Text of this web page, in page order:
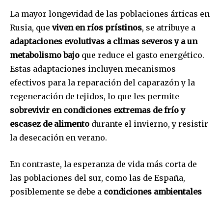
Para suscribirte, solo escribe tu dirección de correo eletrónico
y da click en el botón de "suscribir". No te preocupes,
respetamos tu privacidad y no enviaremos correo basura a tu
INBOX. Tu información está segura con nosotros.
SUSCRIBIR
Acepto laPolítica de Privacidad
32,111
Seguidores
32,214
Seguidores
11,243
Seguidores
La mayor longevidad de las poblaciones árticas en
Rusia, que viven en ríos prístinos, se atribuye a
adaptaciones evolutivas a climas severos y a un
metabolismo bajo que reduce el gasto energético.
Estas adaptaciones incluyen mecanismos
efectivos para la reparación del caparazón y la
regeneración de tejidos, lo que les permite
sobrevivir en condiciones extremas de frío y
escasez de alimento durante el invierno, y resistir
la desecación en verano.
En contraste, la esperanza de vida más corta de
las poblaciones del sur, como las de España,
posiblemente se debe a condiciones ambientales